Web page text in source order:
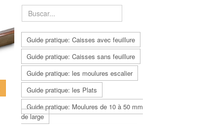
Guide pratique: Caisses avec feuillure
Guide pratique: Caisses sans feuillure
Guide pratique: les moulures escalier
Guide pratique: les Plats
Guide pratique: Moulures de 10 à 50 mm
de large